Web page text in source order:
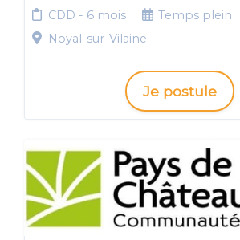
CDD - 6 mois
Temps plein
Noyal-sur-Vilaine
Je postule